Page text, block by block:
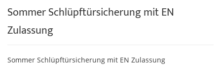
Sommer Schlüpftürsicherung mit EN
Zulassung
Sommer Schlüpftürsicherung mit EN Zulassung